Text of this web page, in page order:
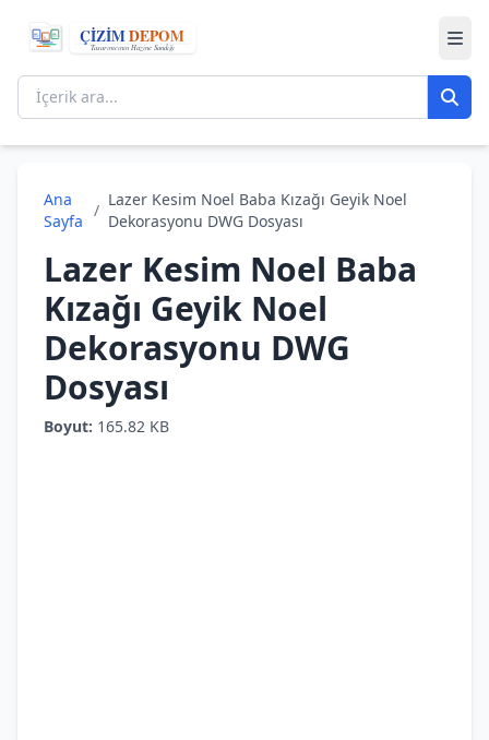
Ana
Sayfa
/
Lazer Kesim Noel Baba Kızağı Geyik Noel
Dekorasyonu DWG Dosyası
Lazer Kesim Noel Baba
Kızağı Geyik Noel
Dekorasyonu DWG
Dosyası
Boyut: 165.82 KB